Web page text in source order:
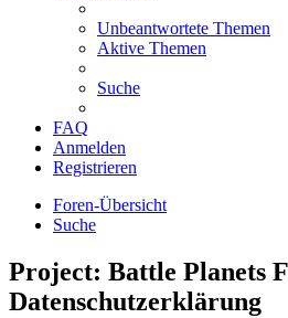
Unbeantwortete Themen
Aktive Themen
Suche
FAQ
Anmelden
Registrieren
Foren-Übersicht
Suche
Project: Battle Planets
Datenschutzerklärung